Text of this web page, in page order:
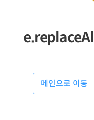
메인으로 이동